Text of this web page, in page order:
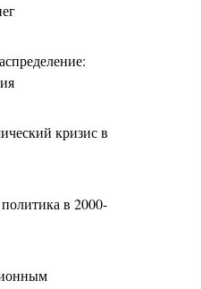
кризис в
в 2000-